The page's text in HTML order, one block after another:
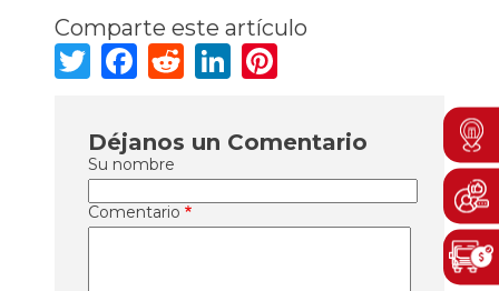
Comparte este artículo
Twitter
Facebook
RedditLinkedIn
Déjanos un Comentario
Su nombre
Comentario